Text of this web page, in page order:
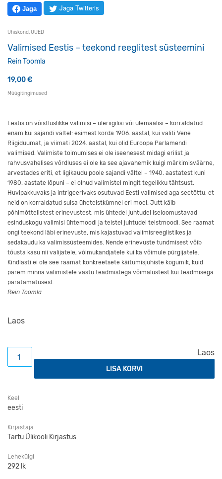
Jaga Jaga Twitteris
Ühiskond, UUED
Valimised Eestis – teekond reeglitest süsteemini
Rein Toomla
19,00€
Müügitingimused
Eestis on võistluslikke valimisi – üleriigilisi või ülemaalisi – korraldatud
enam kui sajandi vältel: esimest korda 1906. aastal, kui valiti Vene
Riigiduumat, ja viimati 2024. aastal, kui olid Euroopa Parlamendi
valimised. Valimiste toimumises ei ole iseenesest midagi erilist ja
rahvusvahelises võrdluses ei ole ka see ajavahemik kuigi märkimisväärne,
arvestades eriti, et ligikaudu poole sajandi vältel – 1940. aastatest kuni
1980. aastate lõpuni – ei olnud valimistel mingit tegelikku tähtsust.
Huvipakkuvaks ja intrigeerivaks osutuvad Eesti valimised aga seetõttu, et
neid on korraldatud suisa üheteistkümnel eri moel. Jutt käib
põhimõttelistest erinevustest, mis ühtedel juhtudel iseloomustavad
esinduskogu valimisi ühtemoodi ja teistel juhtudel teistmoodi. See raamat
ongi teekond läbi erinevuste, mis kajastuvad valimis­­­reeg­listikes ja
sedakaudu ka valimissüsteemides. Nende erinevuste tundmisest võib
tõusta kasu nii valijatele, võimukandjatele kui ka võimule pürgijatele.
Kindlasti ei ole see raamat konkreetsete käitumisjuhiste kogumik, kuid
parem minna valimistele vastu teadmistega võimalustest kui teadmisega
paratamatusest.
Rein Toomla
Laos
Laos
Valimised Eestis – teekond reeglitest süsteemini kogus
LISA KORVI
Keel
eesti
Kirjastaja
Tartu Ülikooli Kirjastus
Lehekülgi
292 lk